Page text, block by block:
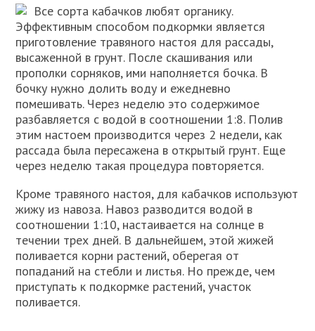
Все сорта кабачков любят органику.
Эффективным способом подкормки является
приготовление травяного настоя для рассады,
высаженной в грунт. После скашивания или
прополки сорняков, ими наполняется бочка. В
бочку нужно долить воду и ежедневно
помешивать. Через неделю это содержимое
разбавляется с водой в соотношении 1:8. Полив
этим настоем производится через 2 недели, как
рассада была пересажена в открытый грунт. Еще
через неделю такая процедура повторяется.
Кроме травяного настоя, для кабачков используют
жижу из навоза. Навоз разводится водой в
соотношении 1:10, настаивается на солнце в
течении трех дней. В дальнейшем, этой жижей
поливается корни растений, оберегая от
попаданий на стебли и листья. Но прежде, чем
приступать к подкормке растений, участок
поливается.